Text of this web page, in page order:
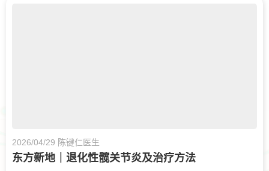
2026/04/29 陈键仁医生
东方新地｜退化性髋关节炎及治疗方法